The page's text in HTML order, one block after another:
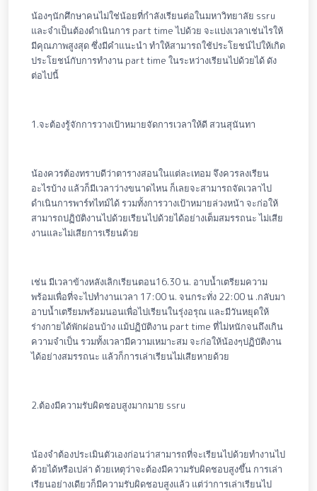
น้องๆนักศึกษาคนไม่ใช่น้อยที่กำลังเรียนต่อในมหาวิทยาลัย ssru
และจำเป็นต้องดำเนินการ part time ไปด้วย จะแบ่งเวลาเช่นไรให้
มีคุณภาพสูงสุด ซึ่งมีคำแนะนำ ทำให้สามารถใช้ประโยชน์ไปให้เกิด
ประโยชน์กับการทำงาน part time ในระหว่างเรียนไปด้วยได้ ดัง
ต่อไปนี้
1.จะต้องรู้จักการวางเป้าหมายจัดการเวลาให้ดี สวนสุนันทา
น้องควรต้องทราบดีว่าตารางสอนในแต่ละเทอม จึงควรลงเรียน
อะไรบ้าง แล้วก็มีเวลาว่างขนาดไหน ก็เลยจะสามารถจัดเวลาไป
ดำเนินการพาร์ทไทม์ได้ รวมทั้งการวางเป้าหมายล่วงหน้า จะก่อให้
สามารถปฏิบัติงานไปด้วยเรียนไปด้วยได้อย่างเต็มสมรรถนะ ไม่เสีย
งานและไม่เสียการเรียนด้วย
เช่น มีเวลาข้างหลังเลิกเรียนตอน16.30 น. อาบน้ำเตรียมความ
พร้อมเพื่อที่จะไปทำงานเวลา 17:00 น. จนกระทั่ง 22:00 น .กลับมา
อาบน้ำเตรียมพร้อมนอนเพื่อไปเรียนในรุ่งอรุณ และมีวันหยุดให้
ร่างกายได้พักผ่อนบ้าง แม้ปฏิบัติงาน part time ที่ไม่หนักจนถึงเกิน
ความจำเป็น รวมทั้งเวลามีความเหมาะสม จะก่อให้น้องๆปฏิบัติงาน
ได้อย่างสมรรถนะ แล้วก็การเล่าเรียนไม่เสียหายด้วย
2.ต้องมีความรับผิดชอบสูงมากมาย ssru
น้องจำต้องประเมินตัวเองก่อนว่าสามารถที่จะเรียนไปด้วยทำงานไป
ด้วยได้หรือเปล่า ด้วยเหตุว่าจะต้องมีความรับผิดชอบสูงขึ้น การเล่า
เรียนอย่างเดียวก็มีความรับผิดชอบสูงแล้ว แต่ว่าการเล่าเรียนไป